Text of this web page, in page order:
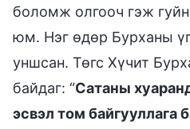
боломж олгооч гэж
юм. Нэг өдөр Бурханы
уншсан. Төгс Хүчит
байдаг: “Сатаны
эсвэл том байгууллага